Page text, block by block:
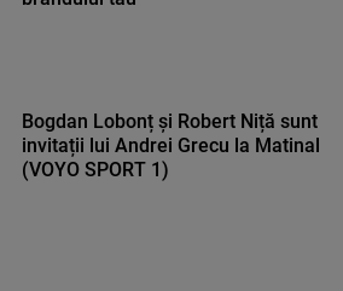
Bogdan Lobonț și Robert Niță sunt
invitații lui Andrei Grecu la Matinal
(VOYO SPORT 1)